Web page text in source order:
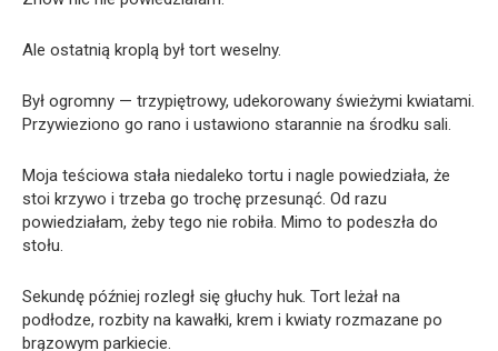
Ale ostatnią kroplą był tort weselny.
Był ogromny — trzypiętrowy, udekorowany świeżymi kwiatami.
Przywieziono go rano i ustawiono starannie na środku sali.
Moja teściowa stała niedaleko tortu i nagle powiedziała, że
stoi krzywo i trzeba go trochę przesunąć. Od razu
powiedziałam, żeby tego nie robiła. Mimo to podeszła do
stołu.
Sekundę później rozległ się głuchy huk. Tort leżał na
podłodze, rozbity na kawałki, krem i kwiaty rozmazane po
brązowym parkiecie.